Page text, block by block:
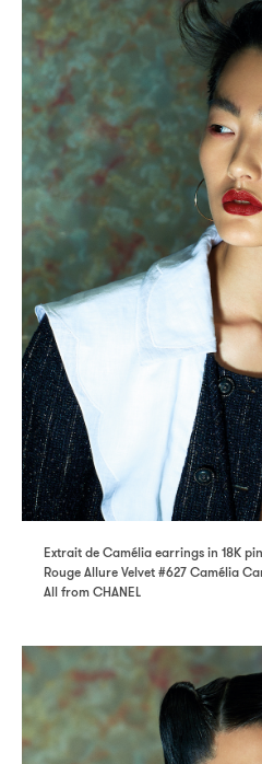
Extrait de Camélia earrings in 18K
Rouge Allure Velvet #627 Camélia
All from CHANEL